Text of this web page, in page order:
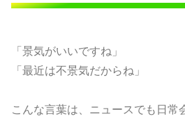
「景気がいいですね」
「最近は不景気だからね」
こんな言葉は、ニュースでも日常